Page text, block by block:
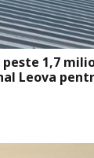
1,7
Leova